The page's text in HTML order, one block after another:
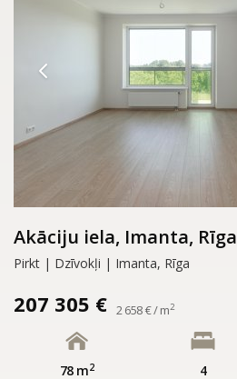
Akāciju iela, Imanta, Rīga
Pirkt | Dzīvokļi | Imanta, Rīga
207 305 € 2 658 € / m2
78 m2 4